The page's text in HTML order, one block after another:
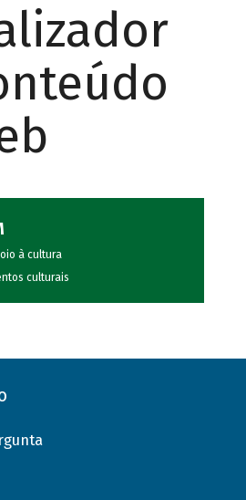
à cultura
culturais